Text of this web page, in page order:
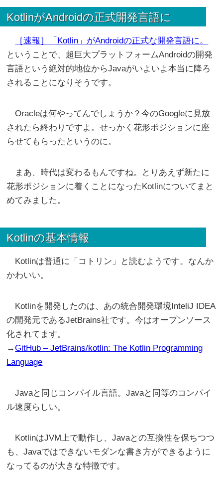
KotlinがAndroidの正式開発言語に
［速報］「Kotlin」がAndroidの正式な開発言語に。
ということで、超巨大プラットフォームAndroidの開発
言語という絶対的地位からJavaがいよいよ本当に降ろ
されることになりそうです。
Oracleは何やってんでしょうか？今のGoogleに見放
されたら終わりですよ。せっかく花形ポジションに座
らせてもらったというのに。
まあ、時代は変わるもんですね。とりあえず新たに
花形ポジションに着くことになったKotlinについてまと
めてみました。
Kotlinの基本情報
Kotlinは普通に「コトリン」と読むようです。なんか
かわいい。
Kotlinを開発したのは、あの統合開発環境InteliJ IDEA
の開発元であるJetBrains社です。今はオープンソース
化されてます。
→GitHub – JetBrains/kotlin: The Kotlin Programming
Language
Javaと同じコンパイル言語。Javaと同等のコンパイ
ル速度らしい。
KotlinはJVM上で動作し、Javaとの互換性を保ちつつ
も、Javaではできないモダンな書き方ができるように
なってるのが大きな特徴です。